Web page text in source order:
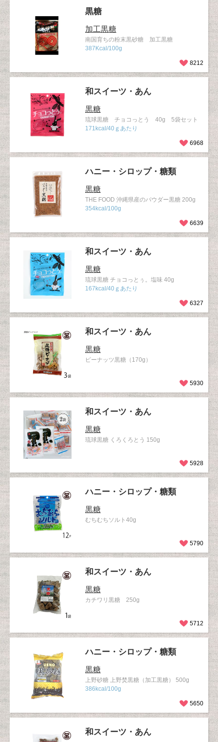
黒糖
加工黒糖
南国育ちの粉末黒砂糖 加工黒糖
387Kcal/100g
8212
和スイーツ・あん
黒糖
琉球黒糖 チョコっとう 40g 5袋セット
171kcal/40ｇあたり
6968
ハニー・シロップ・糖類
黒糖
THE FOOD 沖縄県産のパウダー黒糖 200g
354kcal/100g
6639
和スイーツ・あん
黒糖
琉球黒糖 チョコっとぅ。塩味 40g
167kcal/40ｇあたり
6327
和スイーツ・あん
黒糖
ピーナッツ黒糖（170g）
5930
和スイーツ・あん
黒糖
琉球黒糖 くろくろとう 150g
5928
ハニー・シロップ・糖類
黒糖
むちむちソルト40g
5790
和スイーツ・あん
黒糖
カチワリ黒糖 250g
5712
ハニー・シロップ・糖類
黒糖
上野砂糖 上野焚黒糖（加工黒糖） 500g
386kcal/100g
5650
和スイーツ・あん